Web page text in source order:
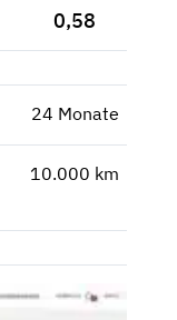
0,58
24 Monate
10.000 km